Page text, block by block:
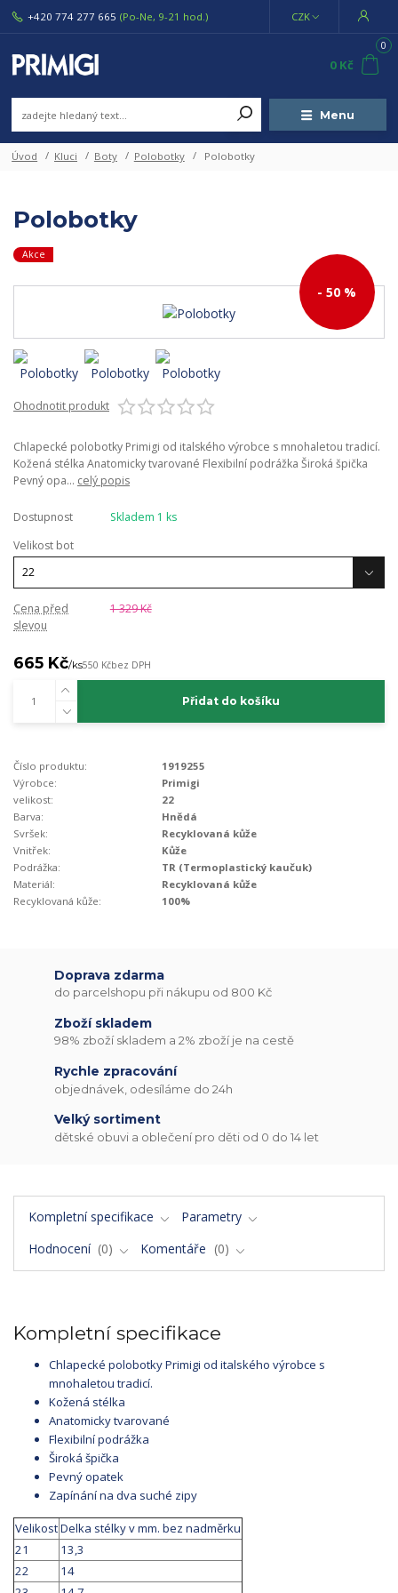
Menu
CZK
+420 774 277 665 (Po-Ne, 9-21 hod.)
0
0 Kč
Úvod Kluci Boty Polobotky Polobotky
Polobotky
Akce
- 50 %
Ohodnotit produkt
Chlapecké polobotky Primigi od italského výrobce s mnohaletou tradicí.
Kožená stélka Anatomicky tvarované Flexibilní podrážka Široká špička
Pevný opa... celý popis
Dostupnost
Skladem 1 ks
Velikost bot
Cena před
slevou
1 329 Kč
665 Kč/ks550 Kčbez DPH
Přidat do košíku
Číslo produktu:
1919255
Výrobce:
Primigi
velikost:
22
Barva:
Hnědá
Svršek:
Recyklovaná kůže
Vnitřek:
Kůže
Podrážka:
TR (Termoplastický kaučuk)
Materiál:
Recyklovaná kůže
Recyklovaná kůže:
100%
Doprava zdarma
do parcelshopu při nákupu od 800 Kč
Zboží skladem
98% zboží skladem a 2% zboží je na cestě
Rychle zpracování
objednávek, odesíláme do 24h
Velký sortiment
dětské obuvi a oblečení pro děti od 0 do 14 let
Kompletní specifikace
Parametry
Hodnocení
0 Komentáře 0
Kompletní specifikace
Chlapecké polobotky Primigi od italského výrobce s
mnohaletou tradicí.
Kožená stélka
Anatomicky tvarované
Flexibilní podrážka
Široká špička
Pevný opatek
Zapínání na dva suché zipy
VelikostDelka stélky v mm. bez nadměrku
21
13,3
22
14